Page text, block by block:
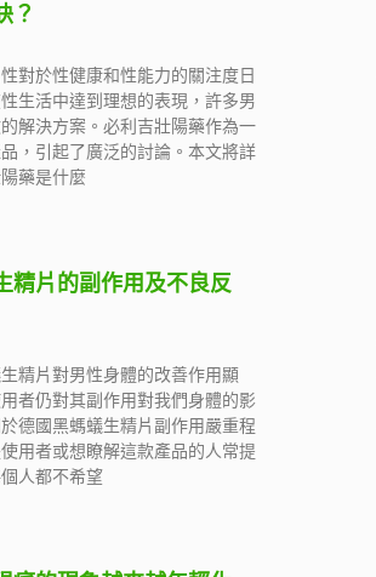
？
對於性健康和性能力的關注度日
生活中達到理想的表現，許多男
解決方案。必利吉壯陽藥作為一
，引起了廣泛的討論。本文將詳
藥是什麼
精片的副作用及不良反
精片對男性身體的改善作用顯
者仍對其副作用對我們身體的影
德國黑螞蟻生精片副作用嚴重程
用者或想瞭解這款產品的人常提
人都不希望